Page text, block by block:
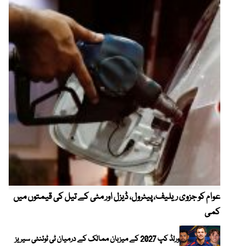
عوام کو جزوی ریلیف، پیٹرول، ڈیزل اور مٹی کے تیل کی قیمتوں میں
کمی
ورلڈ کپ 2027 کے میزبان ممالک کے درمیان ٹی ٹوئنٹی سیریز